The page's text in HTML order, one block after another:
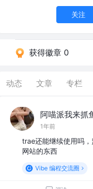
关注
获得徽章 0
动态 文章 专栏
阿喵派我来抓
1年前
trae还能继续使用吗
网站的东西
Vibe 编程交流圈